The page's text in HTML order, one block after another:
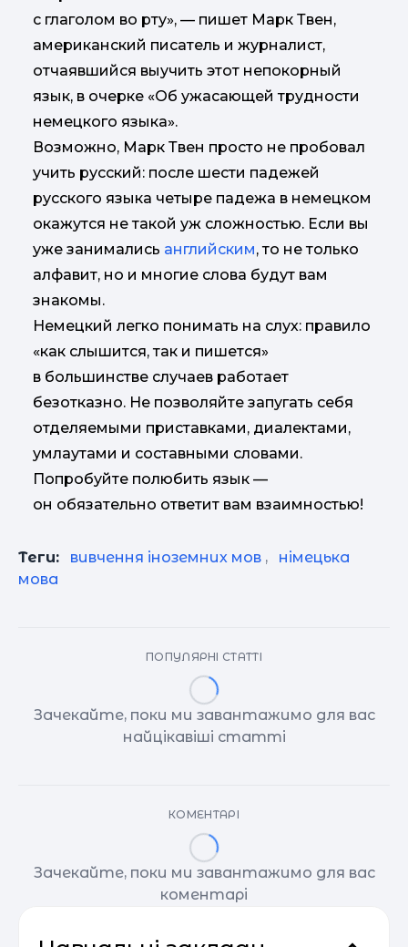
с глаголом во рту», — пишет Марк Твен,
американский писатель и журналист,
отчаявшийся выучить этот непокорный
язык, в очерке «Об ужасающей трудности
немецкого языка».
Возможно, Марк Твен просто не пробовал
учить русский: после шести падежей
русского языка четыре падежа в немецком
окажутся не такой уж сложностью. Если вы
уже занимались английским, то не только
алфавит, но и многие слова будут вам
знакомы.
Немецкий легко понимать на слух: правило
«как слышится, так и пишется»
в большинстве случаев работает
безотказно. Не позволяйте запугать себя
отделяемыми приставками, диалектами,
умлаутами и составными словами.
Попробуйте полюбить язык —
он обязательно ответит вам взаимностью!
Теги: вивчення іноземних мов ,
німецька
мова
ПОПУЛЯРНІ СТАТТІ
Зачекайте, поки ми завантажимо для вас
найцікавіші статті
КОМЕНТАРІ
Зачекайте, поки ми завантажимо для вас
коментарі